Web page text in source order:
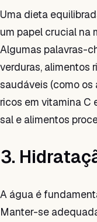
Uma dieta
um papel crucial na
Algumas palavras-
verduras, alimentos
saudáveis (como
ricos em vitamina C
sal e alimentos
3.
A água é
Manter-se